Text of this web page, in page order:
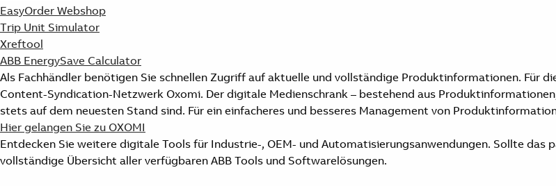
EasyOrder Webshop
Trip Unit Simulator
Xreftool
ABB EnergySave Calculator
Als Fachhändler benötigen Sie schnellen Zugriff auf aktuelle und vollständige Produktinformationen. Für
Content-Syndication-Netzwerk Oxomi. Der digitale Medienschrank – bestehend aus
stets auf dem neuesten Stand sind. Für ein einfacheres und besseres Management von
Hier gelangen Sie zu OXOMI
Entdecken Sie weitere digitale Tools für Industrie-, OEM- und Automatisierungsanwendungen. Sollte das
vollständige Übersicht aller verfügbaren ABB Tools und Softwarelösungen.